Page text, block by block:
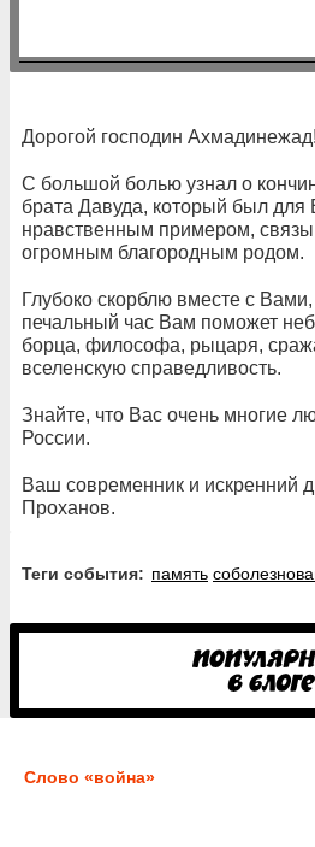
Дорогой господин Ахмадинежад!
С большой болью узнал о
брата Давуда, который был для
нравственным примером,
огромным благородным родом.
Глубоко скорблю вместе с
печальный час Вам поможет
борца, философа, рыцаря,
вселенскую справедливость.
Знайте, что Вас очень многие
России.
Ваш современник и искренний
Проханов.
Теги события: память
Слово «война»